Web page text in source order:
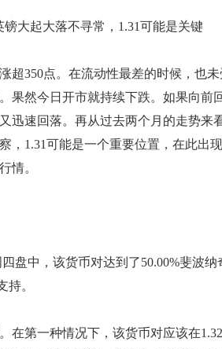
大起大落不寻常，1.31可能是关键
350点。在流动性最差的时候，也未
果然今日开市就持续下跌。如果向前
迅速回落。再从过去两个月的走势来
，1.31可能是一个重要位置，在此出
情。
中，该货币对达到了50.00%斐波纳
持。
第一种情况下，该货币对应该在